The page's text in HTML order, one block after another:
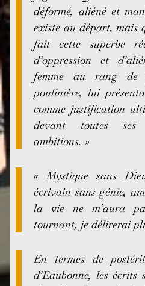
déformé, aliéné et
existe au départ, mais
fait cette superbe
d’oppression et
femme au rang de
poulinière, lui
comme justification
devant toutes
ambitions. »
« Mystique sans
écrivain sans génie,
la vie ne m’aura
tournant, je délirerai
En termes de
d’Eaubonne, les écrits